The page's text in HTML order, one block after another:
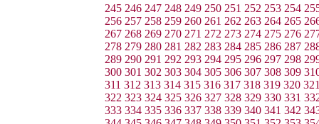
245 246 247 248 249 250 251 252 253 254
256 257 258 259 260 261 262 263 264 265
267 268 269 270 271 272 273 274 275 276
278 279 280 281 282 283 284 285 286 287
289 290 291 292 293 294 295 296 297 298
300 301 302 303 304 305 306 307 308 309
311 312 313 314 315 316 317 318 319 320
322 323 324 325 326 327 328 329 330 331
333 334 335 336 337 338 339 340 341 342